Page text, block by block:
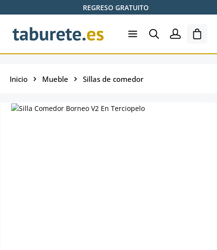
Saltar al contenido principalREGRESO GRATUITO
El
Inicio Mueble Sillas de comedor